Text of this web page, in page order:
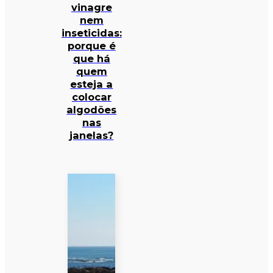
vinagre
nem
inseticidas:
porque é
que há
quem
esteja a
colocar
algodões
nas
janelas?